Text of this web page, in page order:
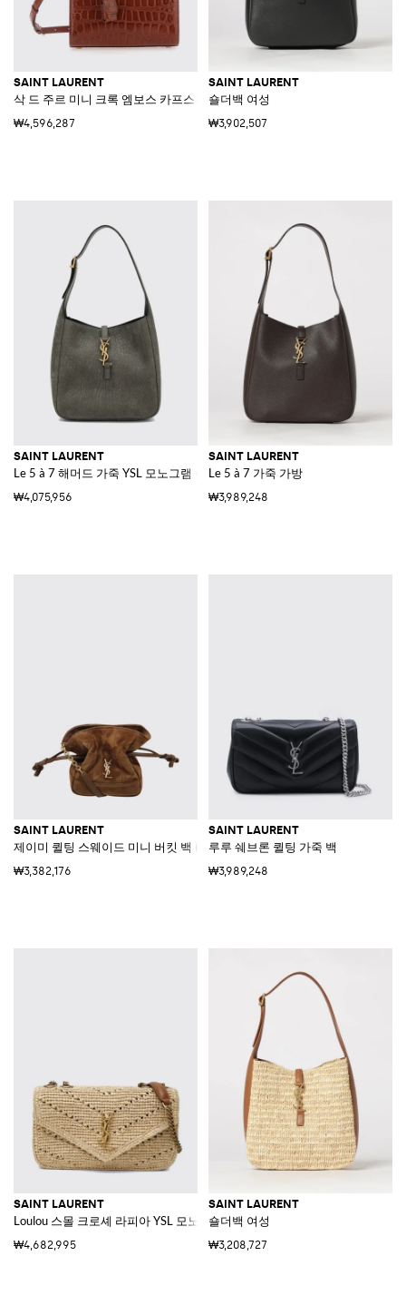
SAINT LAURENT
삭 드 주르 미니 크록 엠보스 카프스킨 핸드백
₩4,596,287
SAINT LAURENT
숄더백 여성
₩3,902,507
SAINT LAURENT
Le 5 à 7 해머드 가죽 YSL 모노그램 숄더백
₩4,075,956
SAINT LAURENT
Le 5 à 7 가죽 가방
₩3,989,248
SAINT LAURENT
제이미 퀼팅 스웨이드 미니 버킷 백 (YSL 로고)
₩3,382,176
SAINT LAURENT
루루 쉐브론 퀼팅 가죽 백
₩3,989,248
SAINT LAURENT
Loulou 스몰 크로셰 라피아 YSL 모노그램 숄더백
₩4,682,995
SAINT LAURENT
숄더백 여성
₩3,208,727